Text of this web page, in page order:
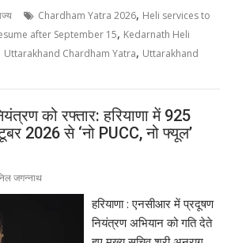
Chardham Yatra 2026, Heli services to
after September 15, Kedarnath Heli
Uttarakhand Chardham Yatra, Uttarakhand
को रफ्तार: हरियाणा में 925
2026 से ‘नो PUCC, नो फ्यूल’
जगन्नाथ
हरियाणा : एनसीआर में प्रदूषण
नियंत्रण अभियान को गति देते